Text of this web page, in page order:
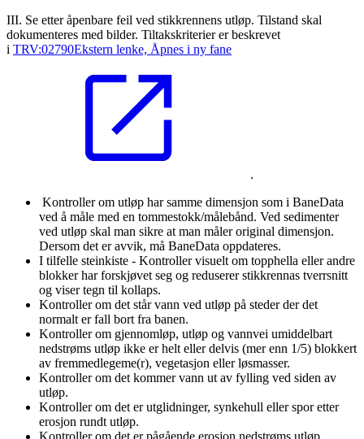
III. Se etter åpenbare feil ved stikkrennens utløp. Tilstand skal
dokumenteres med bilder. Tiltakskriterier er beskrevet
i TRV:02790Ekstern lenke, Åpnes i ny fane
.
Kontroller om utløp har samme dimensjon som i BaneData
ved å måle med en tommestokk/målebånd. Ved sedimenter
ved utløp skal man sikre at man måler original dimensjon.
Dersom det er avvik, må BaneData oppdateres.
I tilfelle steinkiste - Kontroller visuelt om topphella eller andre
blokker har forskjøvet seg og reduserer stikkrennas tverrsnitt
og viser tegn til kollaps.
Kontroller om det står vann ved utløp på steder der det
normalt er fall bort fra banen.
Kontroller om gjennomløp, utløp og vannvei umiddelbart
nedstrøms utløp ikke er helt eller delvis (mer enn 1/5) blokkert
av fremmedlegeme(r), vegetasjon eller løsmasser.
Kontroller om det kommer vann ut av fylling ved siden av
utløp.
Kontroller om det er utglidninger, synkehull eller spor etter
erosjon rundt utløp.
Kontroller om det er pågående erosjon nedstrøms utløp.